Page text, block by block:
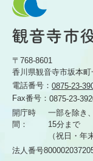
〒768-8601
香川県観音寺市坂本
電話番号： 0875-23-
Fax番号： 0875-23-
開庁時
間：
一部を除き
15分まで
（祝日・年
法人番号